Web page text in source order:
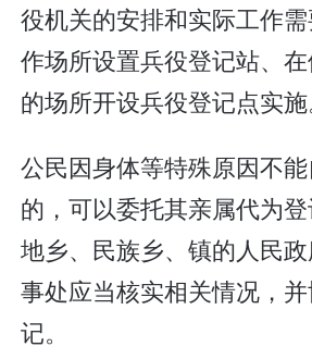
役机关的安排和实际工作
作场所设置兵役登记站、
的场所开设兵役登记点实施
公民因身体等特殊原因不
的，可以委托其亲属代为
地乡、民族乡、镇的人民
事处应当核实相关情况，
记。